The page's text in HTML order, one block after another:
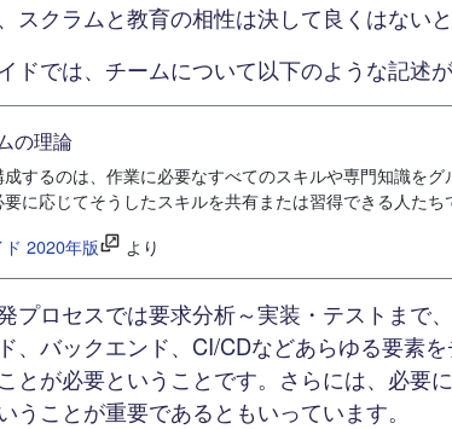
スクラムと教育の相性は決して良くはないと
ドでは、チームについて以下のような記述が
の理論
成するのは、作業に必要なすべてのスキルや専門知識を
に応じてそうしたスキルを共有または習得できる人たち
2020年版
より
プロセスでは要求分析～実装・テストまで
、バックエンド、CI/CDなどあらゆる要素
とが必要ということです。さらには、必要
うことが重要であるともいっています。